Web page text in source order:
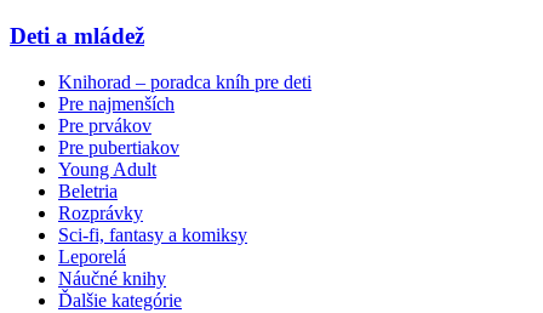
Deti a mládež
Knihorad – poradca kníh pre deti
Pre najmenších
Pre prvákov
Pre pubertiakov
Young Adult
Beletria
Rozprávky
Sci-fi, fantasy a komiksy
Leporelá
Náučné knihy
Ďalšie kategórie